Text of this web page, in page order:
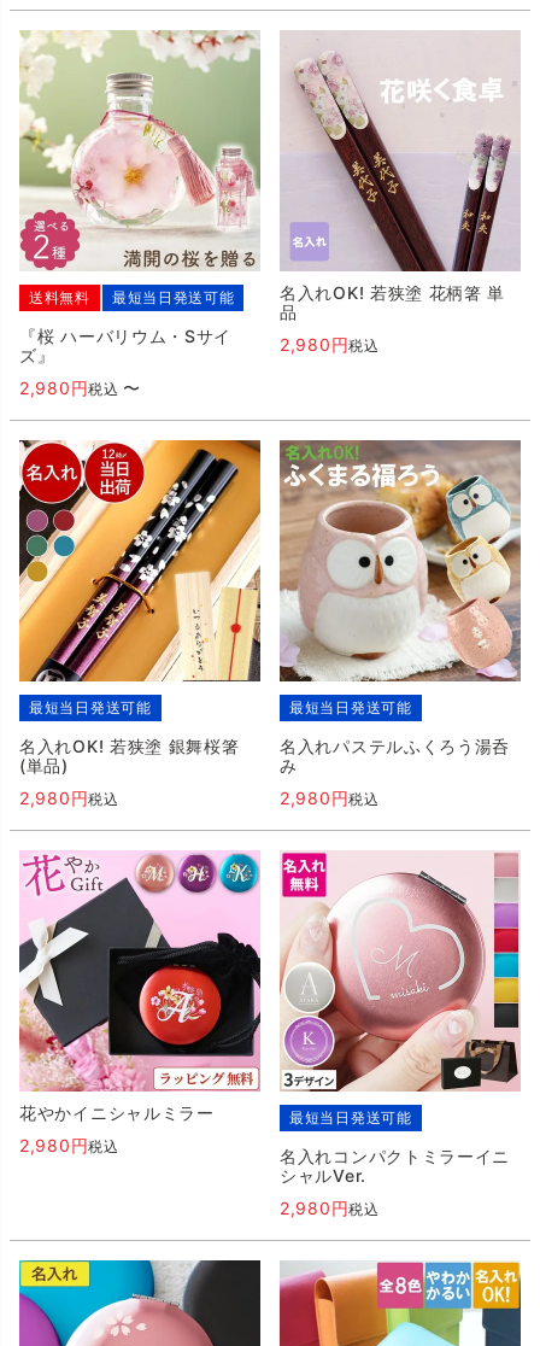
送料無料 最短当日発送可能
『桜 ハーバリウム・Sサイ
ズ』
2,980
税込 〜
名入れOK! 若狭塗 花柄箸 単
品
2,980
税込
最短当日発送可能
名入れOK! 若狭塗 銀舞桜箸
(単品)
2,980
税込
最短当日発送可能
名入れパステルふくろう湯呑
み
2,980
税込
花やかイニシャルミラー
2,980
税込
最短当日発送可能
名入れコンパクトミラーイニ
シャルVer.
2,980
税込